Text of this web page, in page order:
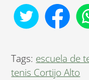
Tags: escuela de
tenis Cortijo Alto